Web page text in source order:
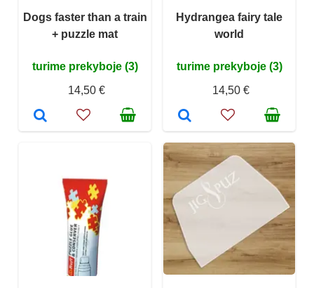
Dogs faster than a train
+ puzzle mat
turime prekyboje (3)
14,50 €
Hydrangea fairy tale
world
turime prekyboje (3)
14,50 €